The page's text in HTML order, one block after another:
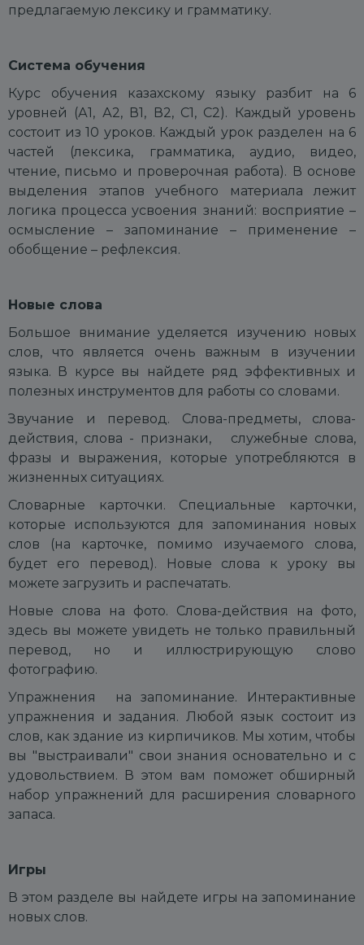
предлагаемую лексику и грамматику.
Система обучения
Курс обучения казахскому языку разбит на 6
уровней (А1, А2, В1, В2, С1, С2).
Каждый уровень
состоит из 10 уроков. Каждый урок разделен на 6
частей (лексика, грамматика, аудио, видео,
чтение, письмо и проверочная работа). В основе
выделения этапов учебного материала лежит
логика процесса усвоения знаний: восприятие –
осмысление – запоминание – применение –
обобщение – рефлексия.
Новые слова
Большое внимание уделяется изучению новых
слов, что является очень важным в изучении
языка. В курсе вы найдете ряд эффективных и
полезных инструментов для работы со словами.
Звучание и перевод. Слова-предметы, слова-
действия, слова - признаки, служебные слова,
фразы и выражения, которые употребляются в
жизненных ситуациях.
Словарные карточки. Специальные карточки,
которые используются для запоминания новых
слов (на карточке, помимо изучаемого слова,
будет его перевод). Новые слова к уроку вы
можете загрузить и распечатать.
Новые слова на фото. Слова-действия на фото,
здесь вы можете увидеть не только правильный
перевод, но и иллюстрирующую слово
фотографию.
Упражнения на запоминание. Интерактивные
упражнения и задания. Любой язык состоит из
слов, как здание из кирпичиков. Мы хотим, чтобы
вы "выстраивали" свои знания основательно и с
удовольствием. В этом вам поможет обширный
набор упражнений для расширения словарного
запаса.
Игры
В этом разделе вы найдете игры на запоминание
новых слов.